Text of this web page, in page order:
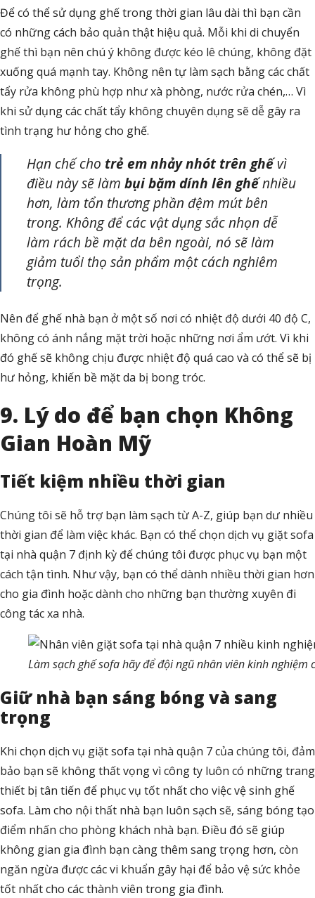
Để có thể sử dụng ghế trong thời gian lâu dài thì bạn cần
có những cách bảo quản thật hiệu quả. Mỗi khi di chuyển
ghế thì bạn nên chú ý không được kéo lê chúng, không đặt
xuống quá mạnh tay. Không nên tự làm sạch bằng các chất
tẩy rửa không phù hợp như xà phòng, nước rửa chén,… Vì
khi sử dụng các chất tẩy không chuyên dụng sẽ dễ gây ra
tình trạng hư hỏng cho ghế.
Hạn chế cho trẻ em nhảy nhót trên ghếvì
điều này sẽ làm bụi bặm dính lên ghếnhiều
hơn, làm tổn thương phần đệm mút bên
trong. Không để các vật dụng sắc nhọn dễ
làm rách bề mặt da bên ngoài, nó sẽ làm
giảm tuổi thọ sản phẩm một cách nghiêm
trọng.
Nên để ghế nhà bạn ở một số nơi có nhiệt độ dưới 40 độ C,
không có ánh nắng mặt trời hoặc những nơi ẩm ướt. Vì khi
đó ghế sẽ không chịu được nhiệt độ quá cao và có thể sẽ bị
hư hỏng, khiến bề mặt da bị bong tróc.
9. Lý do để bạn chọn Không
Gian Hoàn Mỹ
Tiết kiệm nhiều thời gian
Chúng tôi sẽ hỗ trợ bạn làm sạch từ A-Z, giúp bạn dư nhiều
thời gian để làm việc khác. Bạn có thể chọn dịch vụ giặt sofa
tại nhà quận 7 định kỳ để chúng tôi được phục vụ bạn một
cách tận tình. Như vậy, bạn có thể dành nhiều thời gian hơn
cho gia đình hoặc dành cho những bạn thường xuyên đi
công tác xa nhà.
Làm sạch ghế sofa hãy để đội ngũ nhân viên kinh nghiệm
Giữ nhà bạn sáng bóng và sang
trọng
Khi chọn dịch vụ giặt sofa tại nhà quận 7 của chúng tôi, đảm
bảo bạn sẽ không thất vọng vì công ty luôn có những trang
thiết bị tân tiến để phục vụ tốt nhất cho việc vệ sinh ghế
sofa. Làm cho nội thất nhà bạn luôn sạch sẽ, sáng bóng tạo
điểm nhấn cho phòng khách nhà bạn. Điều đó sẽ giúp
không gian gia đình bạn càng thêm sang trọng hơn, còn
ngăn ngừa được các vi khuẩn gây hại để bảo vệ sức khỏe
tốt nhất cho các thành viên trong gia đình.